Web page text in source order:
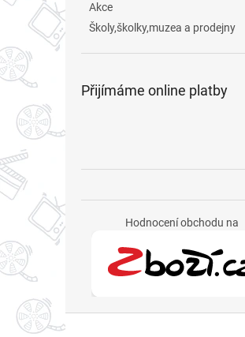
Akce
Školy,školky,muzea a prodejny
Přijímáme online platby
Hodnocení obchodu na